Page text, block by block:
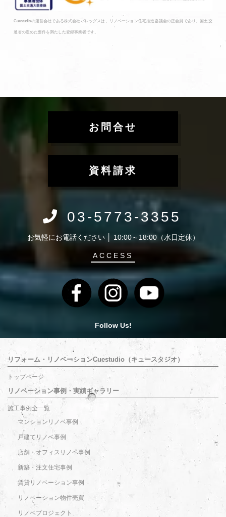
Cuestudioの運営会社である株式会社バレッグスは、リノベーション住宅推進協議会の正会員であり、国土交
通省の定めた要件を満たした登録事業者です。
お問合せ
資料請求
03-5773-3355
お気軽にお電話ください │ 10:00～18:00（水日定休）
ACCESS
Follow Us!
リフォーム・リノベーションCuestudio（キュースタジオ）
トップページ
リノベーション事例・実績ギャラリー
施工事例全一覧
マンションリノベ事例
戸建てリノベ事例
店舗・オフィスリノベ事例
新築・注文住宅事例
賃貸リノベーション事例
リノベーション物件売買
リノベプロジェクト